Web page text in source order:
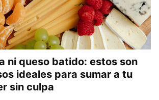
ni queso batido: estos son
ideales para sumar a tu
sin culpa